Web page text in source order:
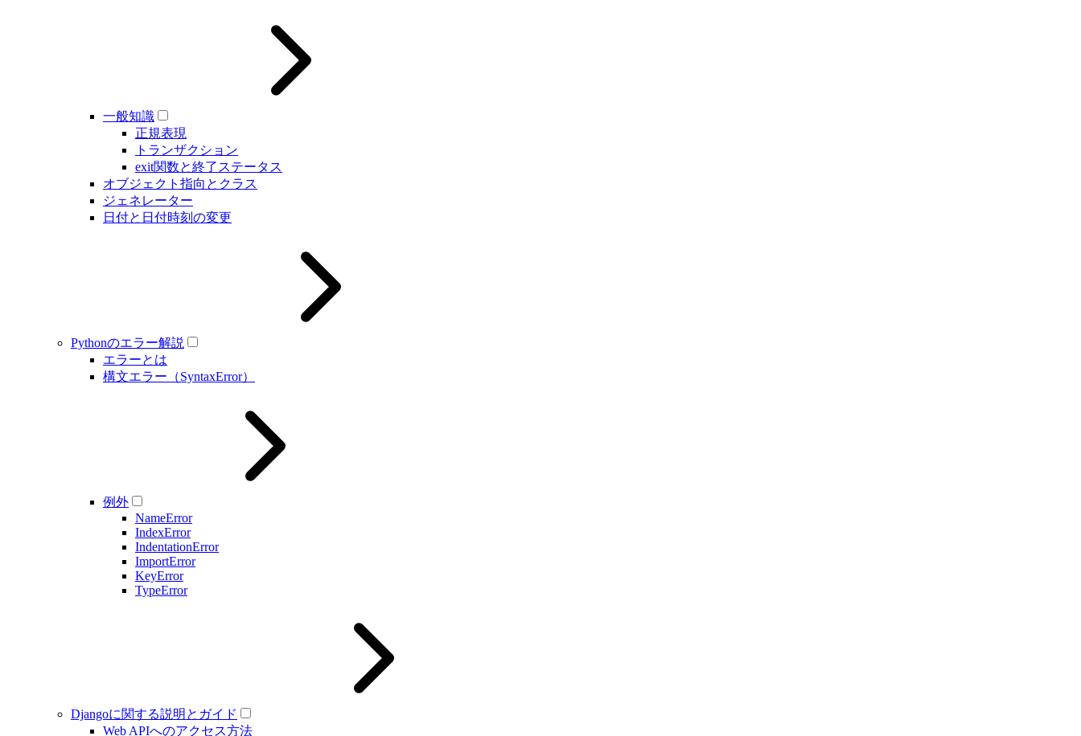
一般知識
正規表現
トランザクション
exit関数と終了ステータス
オブジェクト指向とクラス
ジェネレーター
日付と日付時刻の変更
Pythonのエラー解説
エラーとは
構文エラー（SyntaxError）
例外
NameError
IndexError
IndentationError
ImportError
KeyError
TypeError
Djangoに関する説明とガイド
Web APIへのアクセス方法